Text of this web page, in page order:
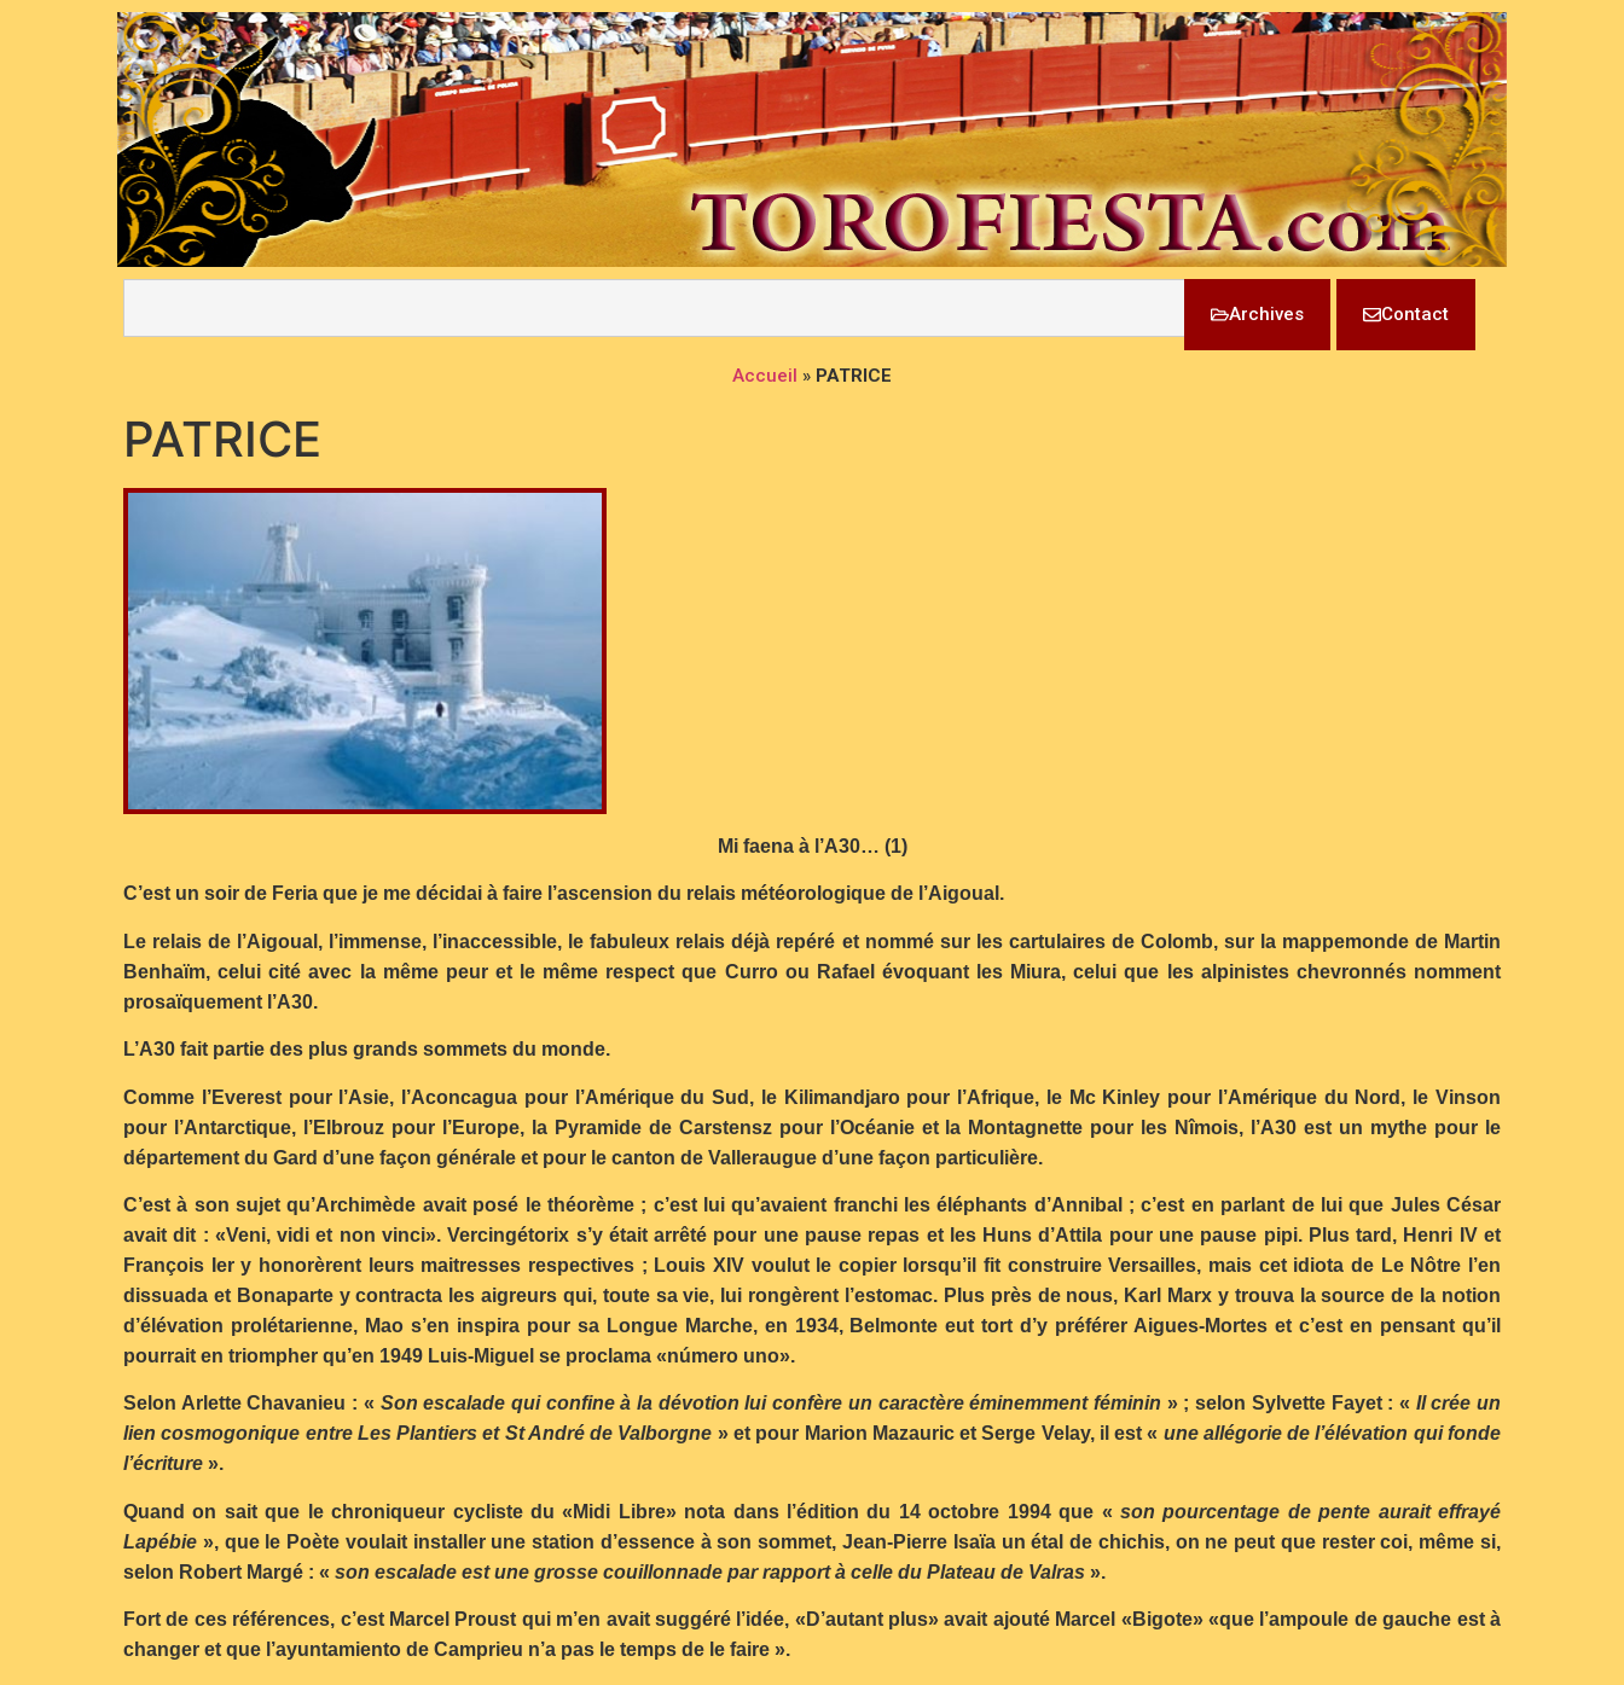
Archives Contact
Accueil » PATRICE
PATRICE
Mi faena à l’A30… (1)
C’est un soir de Feria que je me décidai à faire l’ascension du relais météorologique de l’Aigoual.
Le relais de l’Aigoual, l’immense, l’inaccessible, le fabuleux relais déjà repéré et nommé sur les cartulaires de Colomb, sur la mappemonde de Martin
Benhaïm, celui cité avec la même peur et le même respect que Curro ou Rafael évoquant les Miura, celui que les alpinistes chevronnés nomment
prosaïquement l’A30.
L’A30 fait partie des plus grands sommets du monde.
Comme l’Everest pour l’Asie, l’Aconcagua pour l’Amérique du Sud, le Kilimandjaro pour l’Afrique, le Mc Kinley pour l’Amérique du Nord, le Vinson
pour l’Antarctique, l’Elbrouz pour l’Europe, la Pyramide de Carstensz pour l’Océanie et la Montagnette pour les Nîmois, l’A30 est un mythe pour le
département du Gard d’une façon générale et pour le canton de Valleraugue d’une façon particulière.
C’est à son sujet qu’Archimède avait posé le théorème ; c’est lui qu’avaient franchi les éléphants d’Annibal ; c’est en parlant de lui que Jules César
avait dit : «Veni, vidi et non vinci». Vercingétorix s’y était arrêté pour une pause repas et les Huns d’Attila pour une pause pipi. Plus tard, Henri IV et
François Ier y honorèrent leurs maitresses respectives ; Louis XIV voulut le copier lorsqu’il fit construire Versailles, mais cet idiota de Le Nôtre l’en
dissuada et Bonaparte y contracta les aigreurs qui, toute sa vie, lui rongèrent l’estomac. Plus près de nous, Karl Marx y trouva la source de la notion
d’élévation prolétarienne, Mao s’en inspira pour sa Longue Marche, en 1934, Belmonte eut tort d’y préférer Aigues-Mortes et c’est en pensant qu’il
pourrait en triompher qu’en 1949 Luis-Miguel se proclama «número uno».
Selon Arlette Chavanieu : « Son escalade qui confine à la dévotion lui confère un caractère éminemment féminin » ; selon Sylvette Fayet : « Il crée un
lien cosmogonique entre Les Plantiers et St André de Valborgne » et pour Marion Mazauric et Serge Velay, il est « une allégorie de l’élévation qui fonde
l’écriture ».
Quand on sait que le chroniqueur cycliste du «Midi Libre» nota dans l’édition du 14 octobre 1994 que « son pourcentage de pente aurait effrayé
Lapébie », que le Poète voulait installer une station d’essence à son sommet, Jean-Pierre Isaïa un étal de chichis, on ne peut que rester coi, même si,
selon Robert Margé : « son escalade est une grosse couillonnade par rapport à celle du Plateau de Valras ».
Fort de ces références, c’est Marcel Proust qui m’en avait suggéré l’idée, «D’autant plus» avait ajouté Marcel «Bigote» «que l’ampoule de gauche est à
changer et que l’ayuntamiento de Camprieu n’a pas le temps de le faire ».